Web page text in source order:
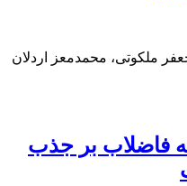
ملکوتی، محمدمعز اردلان
فاضلاب بر جذب